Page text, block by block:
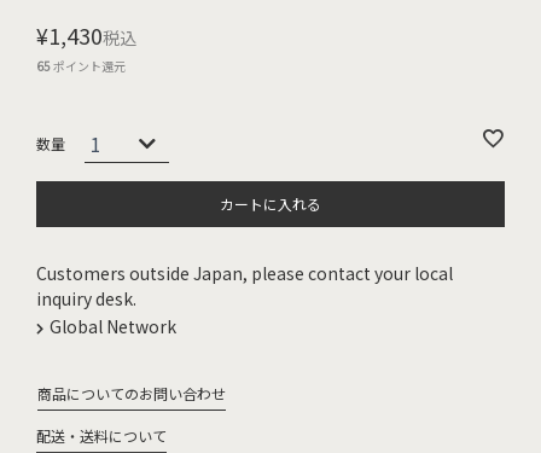
¥1,430税込
65ポイント還元
カートに入れる
Customers outside Japan, please contact your local
inquiry desk.
Global Network
商品についてのお問い合わせ
配送・送料について